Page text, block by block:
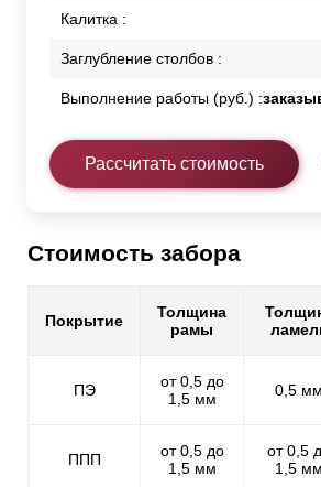
Калитка :
Заглубление столбов :
Выполнение работы (руб.) :
Рассчитать стоимость
Стоимость забора
Покрытие
Толщина
рамы
ПЭ
от 0,5 до
1,5 мм
0,5 мм
ППП
от 0,5 до
1,5 мм
от 0,5
1,5 мм